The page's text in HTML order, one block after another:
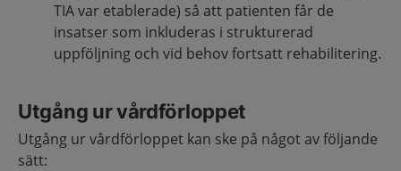
TIA var etablerade) så att patienten får de
insatser som inkluderas i strukturerad
uppföljning och vid behov fortsatt rehabilitering.
Utgång ur vårdförloppet
Utgång ur vårdförloppet kan ske på något av följande
sätt: